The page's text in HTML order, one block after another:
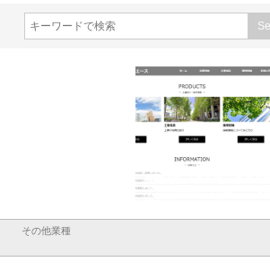
株式会社メタルエースの企業サ
イトが提供する充実した情報内
その他業種